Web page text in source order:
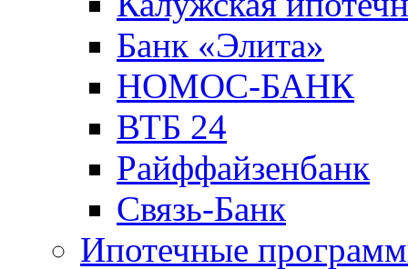
Банк «Элита»
НОМОС-БАНК
ВТБ 24
Райффайзенбанк
Связь-Банк
Ипотечные